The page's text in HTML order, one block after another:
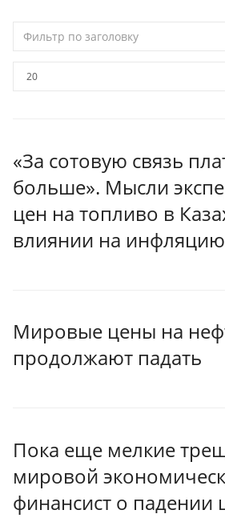
по
«За сотовую связь
больше». Мысли
цен на топливо в
влиянии на инфляцию
Мировые цены на
продолжают падать
Пока еще мелкие
мировой
финансист о падении